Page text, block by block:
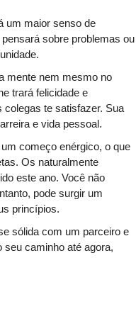
um maior senso de
sobre problemas ou
mente nem mesmo no
trará felicidade e
colegas te satisfazer. Sua
e vida pessoal.
começo enérgico, o que
Os naturalmente
este ano. Você não
pode surgir um
princípios.
sólida com um parceiro e
seu caminho até agora,